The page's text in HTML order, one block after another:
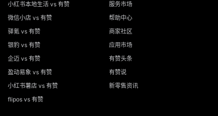
小红书本地生活 vs 有赞
微信小店 vs 有赞
驿氪 vs 有赞
银豹 vs 有赞
企迈 vs 有赞
盈动易象 vs 有赞
小红书薯店 vs 有赞
flipos vs 有赞
服务市场
帮助中心
商家社区
应用市场
有赞头条
有赞说
新零售资讯